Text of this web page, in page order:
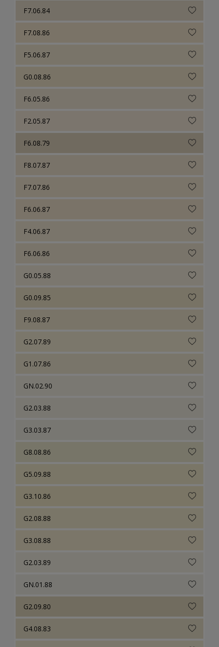
F7.06.84
F7.08.86
F5.06.87
G0.08.86
F6.05.86
F2.05.87
F6.08.79
F8.07.87
F7.07.86
F6.06.87
F4.06.87
F6.06.86
G0.05.88
G0.09.85
F9.08.87
G2.07.89
G1.07.86
GN.02.90
G2.03.88
G3.03.87
G8.08.86
G5.09.88
G3.10.86
G2.08.88
G3.08.88
G2.03.89
GN.01.88
G2.09.80
G4.08.83